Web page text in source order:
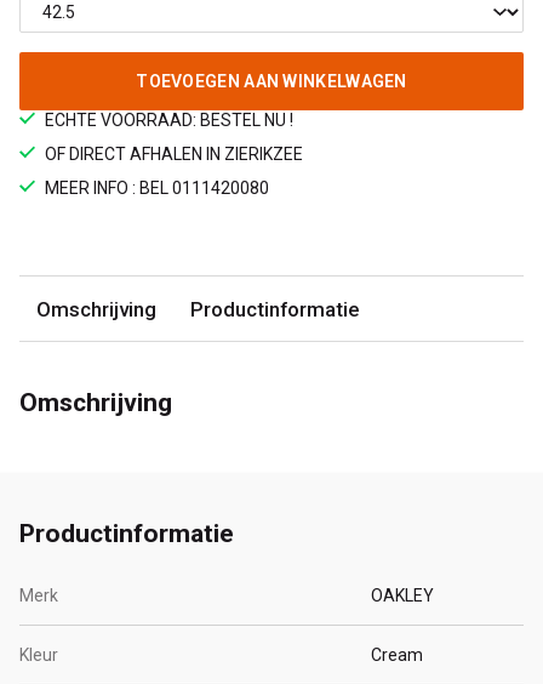
TOEVOEGEN AAN WINKELWAGEN
ECHTE VOORRAAD: BESTEL NU !
OF DIRECT AFHALEN IN ZIERIKZEE
MEER INFO : BEL 0111420080
Omschrijving Productinformatie
Omschrijving
Productinformatie
Merk OAKLEY
Kleur Cream